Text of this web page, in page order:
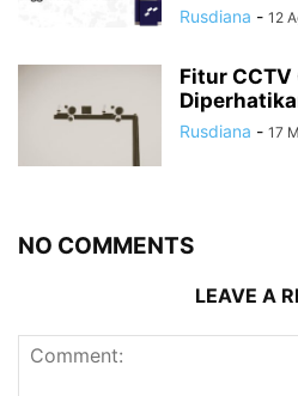
Rusdiana - 12
Fitur
Rusdiana - 17
NO COMMENTS
LEAVE A